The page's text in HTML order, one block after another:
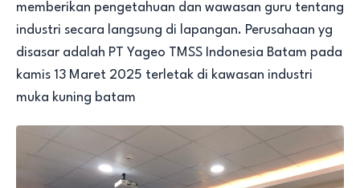
memberikan pengetahuan dan wawasan guru tentang
industri secara langsung di lapangan. Perusahaan yg
disasar adalah PT Yageo TMSS Indonesia Batam pada
kamis 13 Maret 2025 terletak di kawasan industri
muka kuning batam